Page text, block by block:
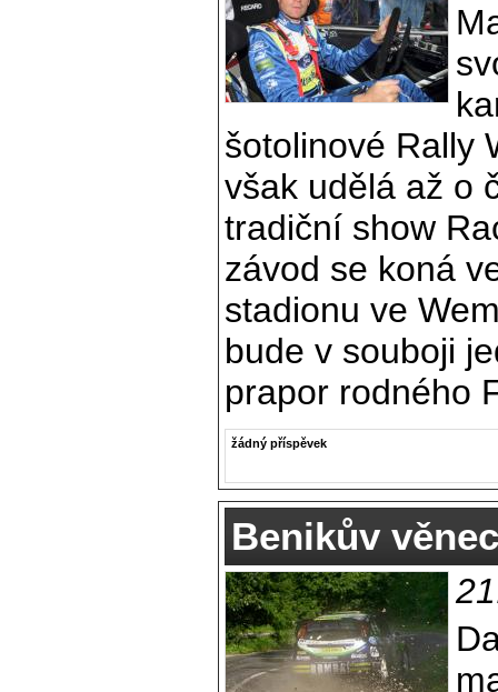
šotolinové Rally
však udělá až o
tradiční show
závod se koná
stadionu ve
bude v souboji
prapor rodného
žádný příspěvek
Benikův